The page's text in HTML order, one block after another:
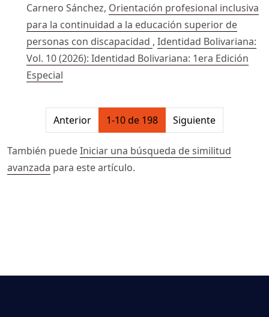
Carnero Sánchez, Orientación profesional inclusiva
para la continuidad a la educación superior de
personas con discapacidad , Identidad Bolivariana:
Vol. 10 (2026): Identidad Bolivariana: 1era Edición
Especial
##issue.pagination##
Anterior 1-10 de 198 Siguiente
También puedeIniciar una búsqueda de similitud
avanzada para este artículo.